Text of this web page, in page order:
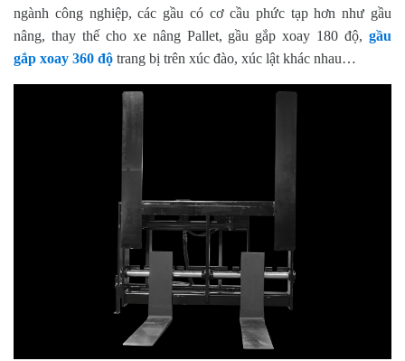
ngành công nghiệp, các gầu có cơ cầu phức tạp hơn như gầu
nâng, thay thế cho xe nâng Pallet, gầu gắp xoay 180 độ, gầu
gắp xoay 360 độ trang bị trên xúc đào, xúc lật khác nhau…